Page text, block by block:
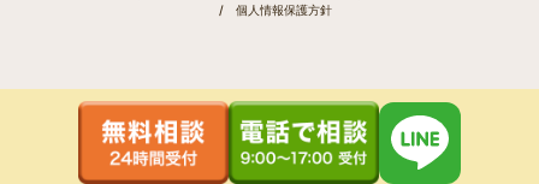
/
個人情報保護方針